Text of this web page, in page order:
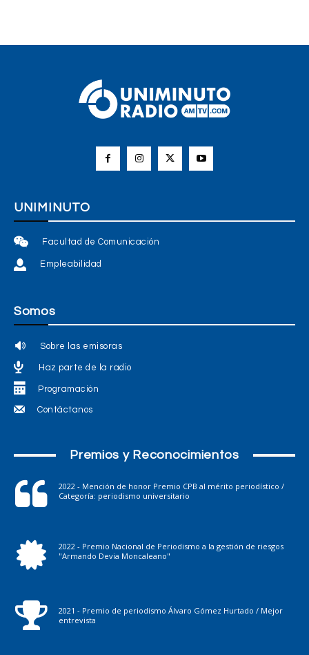
UNIMINUTO
Facultad de Comunicación
Empleabilidad
Somos
Sobre las emisoras
Haz parte de la radio
Programación
Contáctanos
Premios y Reconocimientos
2022 - Mención de honor Premio CPB al mérito periodístico /
Categoría: periodismo universitario
2022 - Premio Nacional de Periodismo a la gestión de riesgos
"Armando Devia Moncaleano"
2021 - Premio de periodismo Álvaro Gómez Hurtado / Mejor
entrevista